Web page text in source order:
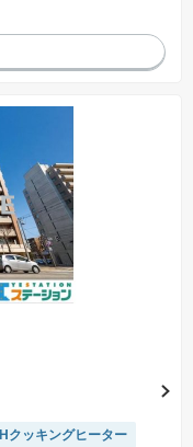
IHクッキングヒーター